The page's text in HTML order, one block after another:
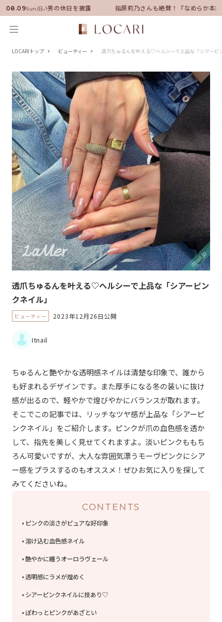
08.09Sun/日
に就任！いい男の休日を披露 指原莉乃さんも絶賛！『なめらか本
LOCARIトップ ビューティー 透爪ちゅるんを叶える♡ヘルシーで上品な「シアーピ
透爪ちゅるんを叶える♡ヘルシーで上品な「シアーピン
クネイル」
ビューティー 2023年12月26日公開
Itnail
ちゅるんと艶やかな透明感ネイルは清楚な印象で、誰から
も好まれるデザインです。また厚手になる冬の装いに抜け
感が出るので、軽やかで煌びやかにバランスが取れます。
そこでこの記事では、リッチなツヤ感が上品な「シアーピ
ンクネイル」をご紹介します。ピンクが爪の血色感を透か
して、指先を美しく見せてくれますよ。淡いピンクももち
ろん可愛いですが、大人な雰囲気漂うモーヴピンクにシア
ー感をプラスするのもオススメ！ぜひお気に入りを探して
みてくださいね。
CONTENTS
ピンクの淡さがピュアな好印象
溶け込む血色感ネイル
艶やかに纏うオーロラヴェール
透明感にラメが煌めく
シアーピンクネイルに技あり♡
ぽわっとピンクがあざとい